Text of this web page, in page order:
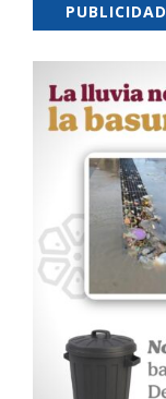
PUBLICIDAD